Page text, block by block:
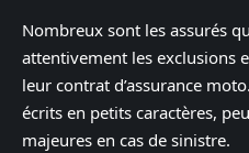
Nombreux sont les assurés
attentivement les exclusions
leur contrat d’assurance
écrits en petits caractères,
majeures en cas de sinistre.